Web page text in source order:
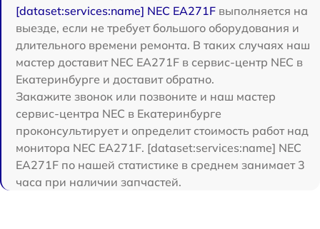
[dataset:services:name] NEC EA271F выполняется на
выезде, если не требует большого оборудования и
длительного времени ремонта. В таких случаях наш
мастер доставит NEC EA271F в сервис-центр NEC в
Екатеринбурге и доставит обратно.
Закажите звонок или позвоните и наш мастер
сервис-центра NEC в Екатеринбурге
проконсультирует и определит стоимость работ над
монитора NEC EA271F. [dataset:services:name] NEC
EA271F по нашей статистике в среднем занимает 3
часа при наличии запчастей.